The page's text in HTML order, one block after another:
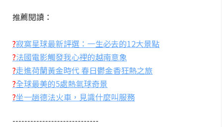
推薦閱讀：
?寂寞星球最新評選：一生必去的12大景點
?法國電影觸發我心裡的越南意象
?走進荷蘭黃金時代 春日鬱金香狂熱之旅
?全球最美的5處熱氣球奇景
?坐一趟德法火車，見識什麼叫服務
-----------------------------